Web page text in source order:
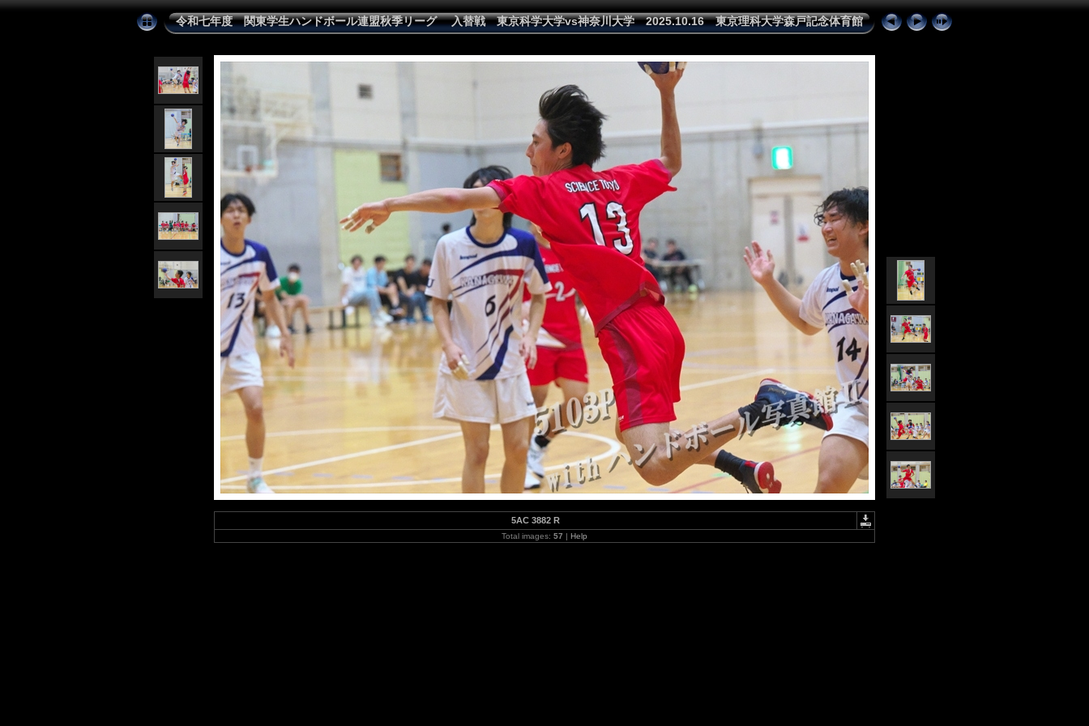
令和七年度 関東学生ハンドボール連盟秋季リーグ 入替戦 東京科学大学vs神奈川大学 2025.10.16 東京理科大学森戸記念体育館
5AC 3882 R
Total images: 57 | Help